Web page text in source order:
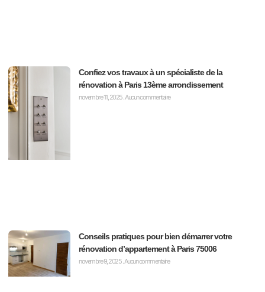
Confiez vos travaux à un spécialiste de la
rénovation à Paris 13ème arrondissement
novembre 11, 2025Aucun commentaire
Conseils pratiques pour bien démarrer votre
rénovation d’appartement à Paris 75006
novembre 9, 2025 Aucun commentaire